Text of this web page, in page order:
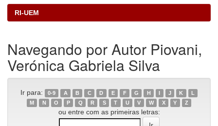
RI-UEM
Navegando por Autor Piovani,
Verónica Gabriela Silva
Ir para: 0-9 A B C D E F G H I J K
L
M
N O P Q R S T U V W X Y Z
ou entre com as primeiras letras: